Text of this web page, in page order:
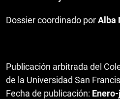
Dossier coordinado porAlba
Publicación arbitrada del
de la Universidad San
Fecha de publicación: